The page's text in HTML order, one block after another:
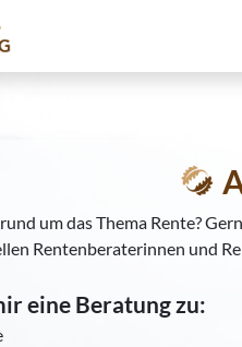
um das Thema Rente?
Rentenberaterinnen und
eine Beratung zu: